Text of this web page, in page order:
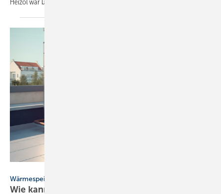
Wärmespeicher
Wie kann Wärme effizient gespeichert